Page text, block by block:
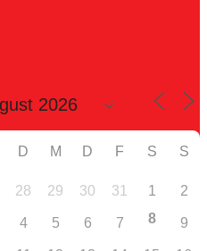
D M D F S S
28 29 30 31 1 2
4 5 6 7 8 9